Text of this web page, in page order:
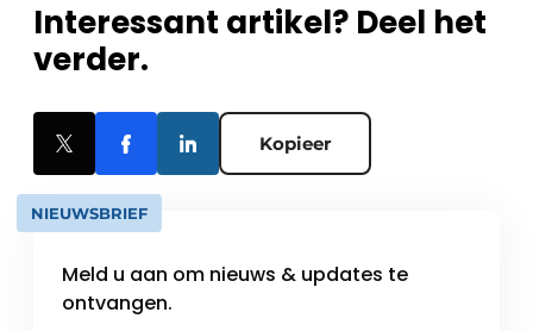
Interessant artikel? Deel het
verder.
Kopieer
NIEUWSBRIEF
Meld u aan om nieuws & updates te
ontvangen.